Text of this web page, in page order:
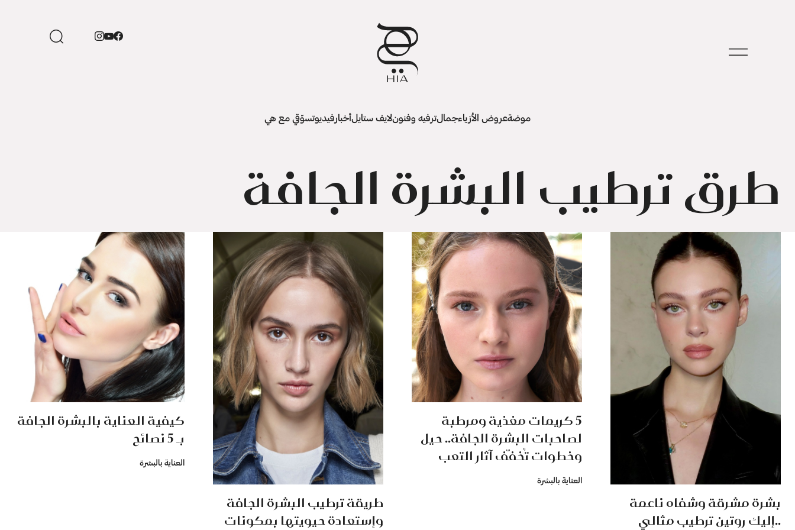
موضةعروض الأزياءجمالترفيه وفنونلايف ستايلأخبارفيديوتسوّقي مع هي
طرق ترطيب البشرة الجافة
بشرة مشرقة وشفاه ناعمة
..إليك روتين ترطيب مثالي
5 كريمات مغذية ومرطبة
لصاحبات البشرة الجافة.. حيل
وخطوات تُخفّف آثار التعب
العناية بالبشرة
طريقة ترطيب البشرة الجافة
وإستعادة حيويتها بمكونات
كيفية العناية بالبشرة الجافة
بـ 5 نصائح
العناية بالبشرة